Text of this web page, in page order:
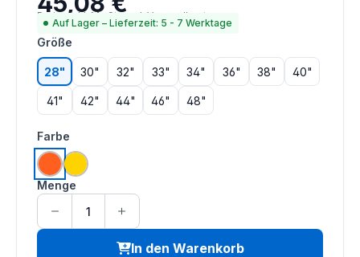
Preise inkl. MwSt. zzgl. Versandkosten
Auf Lager – Lieferzeit: 5 - 7 Werktage
Größe
28" 30" 32" 33" 34" 36" 38" 40"
41" 42" 44" 46" 48"
Farbe
orange
gelb
Menge
In den Warenkorb